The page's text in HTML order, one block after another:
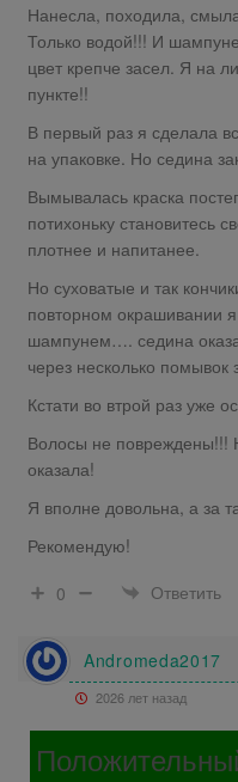
Нанесла, походила,
Только водой!!! И
цвет крепче засел. Я на
пункте!!
В первый раз я сделала
на упаковке. Но седина
Вымывалась краска
потихоньку становитесь
плотнее и напитанее.
Но суховатые и так
повторном окрашивании
шампунем…. седина
через несколько помывок
Кстати во втрой раз уже
Волосы не повреждены!!!
оказала!
Я вполне довольна, а за
Рекомендую!
0
Ответить
Andromeda2017
2026 лет назад